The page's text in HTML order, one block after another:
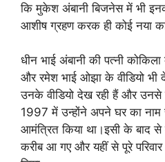
कि मुकेश अंबानी बिजनेस में भी
आशीष ग्रहण करक ही कोई नया
धीन भाई अंबानी की पत्नी
और रमेश भाई ओझा के वीडियो भी
उनके वीडियो देख रही हैं और उनसे
1997 में उन्होंने अपने घर का
आमंत्रित किया था।इसी के बाद से
करीब आ गए और यहीं से पूरे